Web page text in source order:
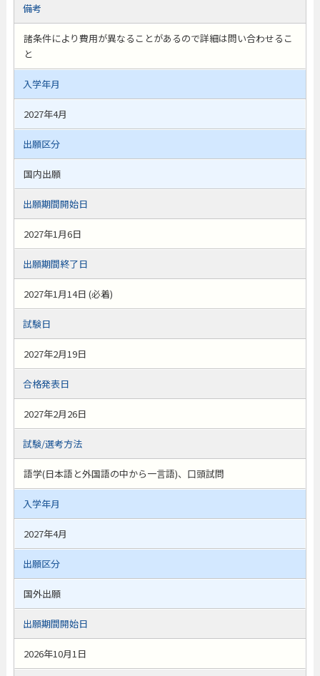
備考
諸条件により費用が異なることがあるので詳細は問い合わせるこ
と
入学年月
2027年4月
出願区分
国内出願
出願期間開始日
2027年1月6日
出願期間終了日
2027年1月14日 (必着)
試験日
2027年2月19日
合格発表日
2027年2月26日
試験/選考方法
語学(日本語と外国語の中から一言語)、口頭試問
入学年月
2027年4月
出願区分
国外出願
出願期間開始日
2026年10月1日